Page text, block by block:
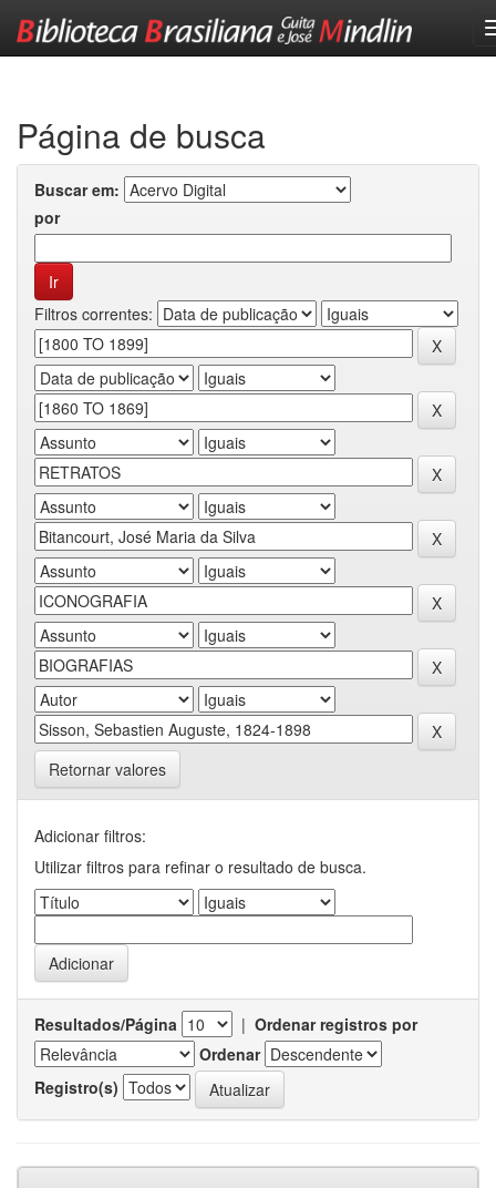
Página de busca
Buscar em:
por
Filtros correntes:
Retornar valores
Adicionar filtros:
Utilizar filtros para refinar o resultado de busca.
Resultados/Página | Ordenar registros por
Ordenar
Registro(s)